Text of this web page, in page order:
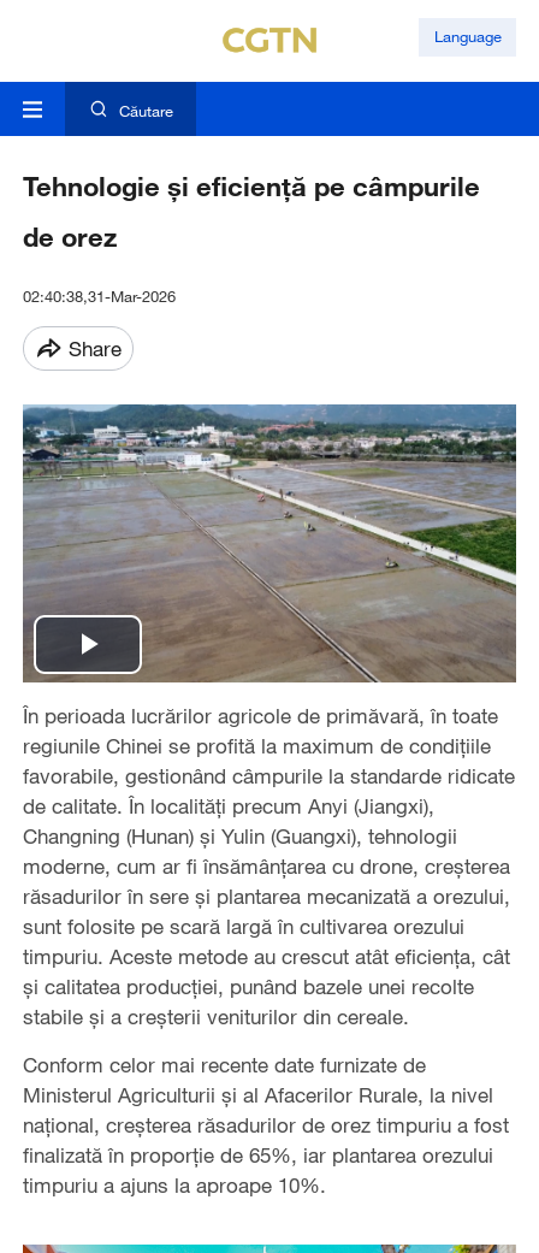
Language
Căutare
Tehnologie și eficiență pe câmpurile
de orez
02:40:38,31-Mar-2026
Share
Play
Video
În perioada lucrărilor agricole de primăvară, în toate
regiunile Chinei se profită la maximum de condițiile
favorabile, gestionând câmpurile la standarde ridicate
de calitate. În localități precum Anyi (Jiangxi),
Changning (Hunan) și Yulin (Guangxi), tehnologii
moderne, cum ar fi însămânțarea cu drone, creșterea
răsadurilor în sere și plantarea mecanizată a orezului,
sunt folosite pe scară largă în cultivarea orezului
timpuriu. Aceste metode au crescut atât eficiența, cât
și calitatea producției, punând bazele unei recolte
stabile și a creșterii veniturilor din cereale.
Conform celor mai recente date furnizate de
Ministerul Agriculturii și al Afacerilor Rurale, la nivel
național, creșterea răsadurilor de orez timpuriu a fost
finalizată în proporție de 65%, iar plantarea orezului
timpuriu a ajuns la aproape 10%.